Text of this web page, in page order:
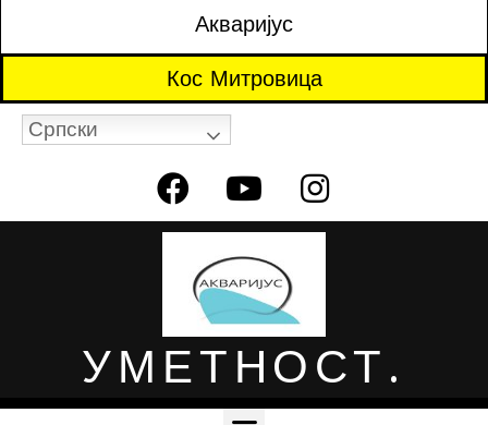
Акваријус
Кос Митровица
Српски
УМЕТНОСТ.